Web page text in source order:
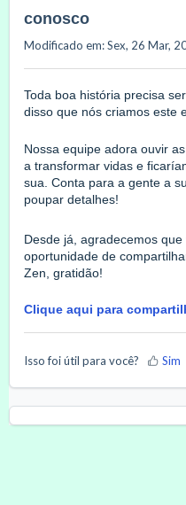
conosco
Modificado em: Sex, 26 Mar,
Toda boa história precisa
disso que nós criamos este
Nossa equipe adora ouvir
a transformar vidas e
sua. Conta para a gente a
poupar detalhes!
Desde já, agradecemos
oportunidade de
Zen, gratidão!
Clique aqui para
Isso foi útil para você? Sim